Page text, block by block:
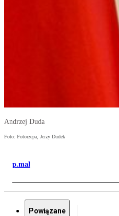
Andrzej Duda
Foto: Fotorzepa, Jerzy Dudek
p.mal
Powiązane